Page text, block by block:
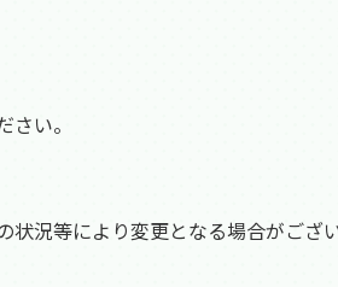
さい。
状況等により変更となる場合がご